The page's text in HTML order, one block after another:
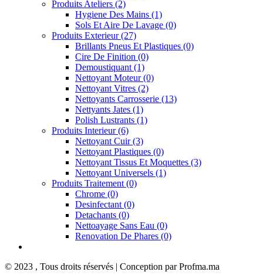
Produits Ateliers (2)
Hygiene Des Mains (1)
Sols Et Aire De Lavage (0)
Produits Exterieur(27)
Brillants Pneus Et Plastiques (0)
Cire De Finition (0)
Demoustiquant (1)
Nettoyant Moteur(0)
Nettoyant Vitres (2)
Nettoyants Carrosserie (13)
Nettyants Jates (1)
Polish Lustrants (1)
Produits Interieur(6)
Nettoyant Cuir(3)
Nettoyant Plastiques (0)
Nettoyant Tissus Et Moquettes (3)
Nettoyant Universels (1)
Produits Traitement (0)
Chrome (0)
Desinfectant (0)
Detachants (0)
Nettoayage Sans Eau (0)
Renovation De Phares (0)
© 2023 , Tous droits réservés | Conception par Profma.ma